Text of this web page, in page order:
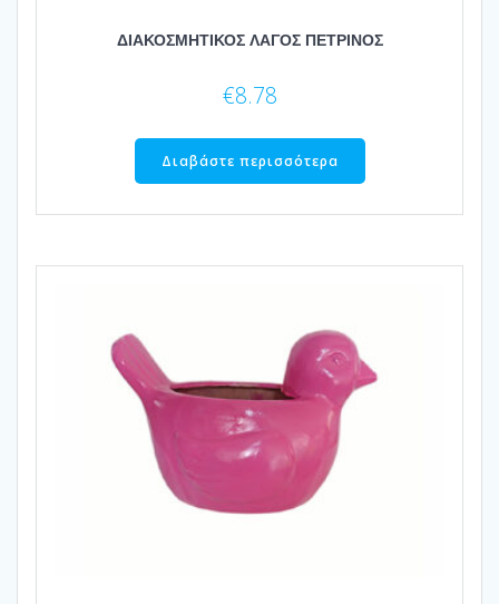
ΔΙΑΚΟΣΜΗΤΙΚΟΣ ΛΑΓΟΣ ΠΕΤΡΙΝΟΣ
€8.78
Διαβάστε περισσότερα